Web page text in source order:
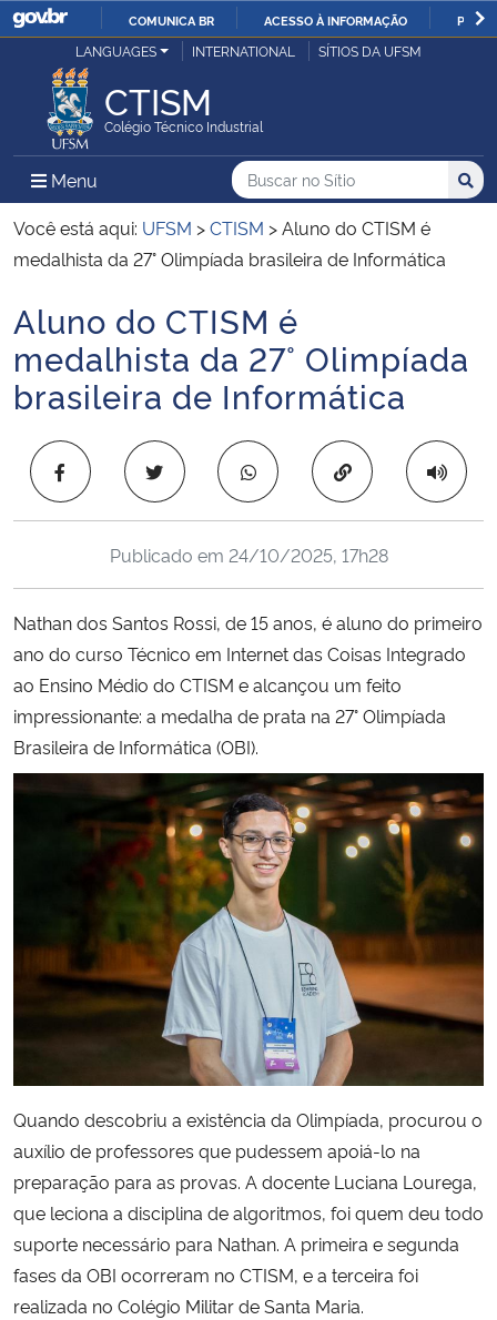
IR
COMUNICA BR ACESSO À INFORMAÇÃO
Ministério da Justiça e Segurança Pública
Ministério da Defesa
Ministério das Relações Exteriores
Ministério da Infraestrutura
Ministério da Agricultura, Pecuária e Abastecimento
Ministério da Educação
Ministério de Minas e Energia
Ministério da Ciência, Tecnologia, Inovações e Comunicações
Ministério do Meio Ambiente
Ministério do Desenvolvimento Regional
Controladoria-Geral da União
Ministério da Mulher, da Família e dos Direitos Humanos
Gabinete de Segurança Institucional
Advocacia-Geral da União
Banco Central do Brasil
LANGUAGES INTERNATIONAL SÍTIOS DA UFSM
CTISM
Colégio Técnico Industrial
Menu Menu Principal do Sítio
Busca
Buscar no no Sítio
Busca:
Você está aqui: UFSM >CTISM >Aluno do CTISM é
medalhista da 27° Olimpíada brasileira de Informática
Início do conteúdo
Aluno do CTISM é
medalhista da 27° Olimpíada
brasileira de Informática
Copiar para área
Publicado em 24/10/2025, 17h28
Nathan dos Santos Rossi, de 15 anos, é aluno do primeiro
ano do curso Técnico em Internet das Coisas Integrado
ao Ensino Médio do CTISM e alcançou um feito
impressionante: a medalha de prata na 27° Olimpíada
Brasileira de Informática (OBI).
Quando descobriu a existência da Olimpíada, procurou o
auxílio de professores que pudessem apoiá-lo na
preparação para as provas. A docente Luciana Lourega,
que leciona a disciplina de algoritmos, foi quem deu todo
suporte necessário para Nathan. A primeira e segunda
fases da OBI ocorreram no CTISM, e a terceira foi
realizada no Colégio Militar de Santa Maria.